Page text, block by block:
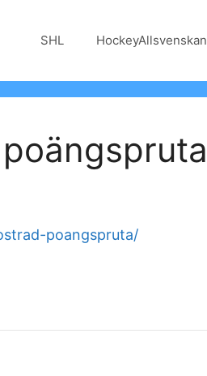
SHL HockeyAllsvenskan
poangspruta/